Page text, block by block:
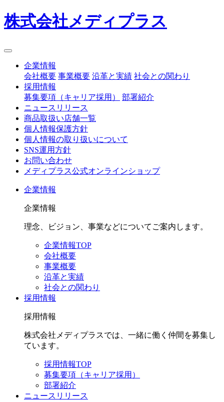
株式会社メディプラス
企業情報
会社概要 事業概要 沿革と実績 社会との関わり
採用情報
募集要項（キャリア採用）
部署紹介
ニュースリリース
商品取扱い店舗一覧
個人情報保護方針
個人情報の取り扱いについて
SNS運用方針
お問い合わせ
メディプラス公式オンラインショップ
企業情報
企業情報
理念、ビジョン、事業などについてご案内します。
企業情報TOP
会社概要
事業概要
沿革と実績
社会との関わり
採用情報
採用情報
株式会社メディプラスでは、一緒に働く仲間を募集し
ています。
採用情報TOP
募集要項（キャリア採用）
部署紹介
ニュースリリース